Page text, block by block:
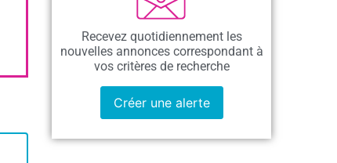
Recevez quotidiennement les
nouvelles annonces correspondant à
vos critères de recherche
Créer une alerte